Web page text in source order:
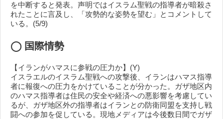
を中断すると発表。声明ではイスラム聖戦の指導者が暗殺さ
れたことに言及し、「攻勢的な姿勢を望む」とコメントして
いる。(5/9)
◯ 国際情勢
【イランがハマスに参戦の圧力か】(Y)
イスラエルのイスラム聖戦への攻撃後、イランはハマス指導
者に報復への圧力をかけていることが分かった。ガザ地区内
のハマス指導者は住民の安全や経済への悪影響を考慮してい
るが、ガザ地区外の指導者はイランとの防衛同盟を支持し戦
闘への参加を促している。現地メディアは今後数日間でガザ